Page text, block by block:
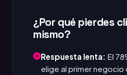
¿Por qué pierdes
mismo?
Respuesta lenta: El
elige al primer negocio